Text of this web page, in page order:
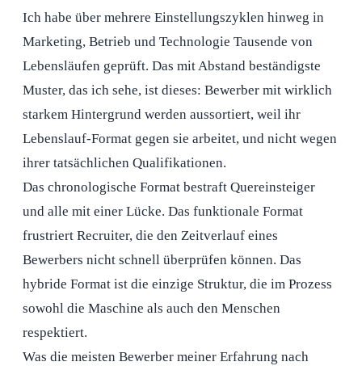
Ich habe über mehrere Einstellungszyklen hinweg in
Marketing, Betrieb und Technologie Tausende von
Lebensläufen geprüft. Das mit Abstand beständigste
Muster, das ich sehe, ist dieses: Bewerber mit wirklich
starkem Hintergrund werden aussortiert, weil ihr
Lebenslauf-Format gegen sie arbeitet, und nicht wegen
ihrer tatsächlichen Qualifikationen.
Das chronologische Format bestraft Quereinsteiger
und alle mit einer Lücke. Das funktionale Format
frustriert Recruiter, die den Zeitverlauf eines
Bewerbers nicht schnell überprüfen können. Das
hybride Format ist die einzige Struktur, die im Prozess
sowohl die Maschine als auch den Menschen
respektiert.
Was die meisten Bewerber meiner Erfahrung nach